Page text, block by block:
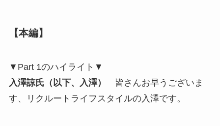
【本編】
▼Part 1のハイライト▼
入澤諒氏（以下、入澤）
皆さんお早うございま
す、リクルートライフスタイルの入澤です。